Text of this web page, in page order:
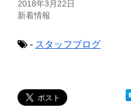
ン
ド
ウ
き
ま
だ
し
い
で
開
2018年3月22日
新着情報
- スタッフブログ